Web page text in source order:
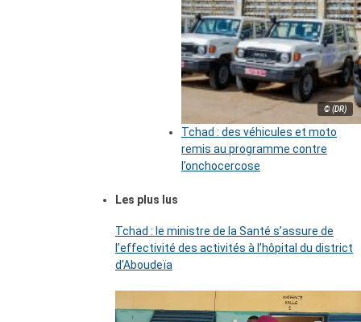
© (DR)
Tchad : des véhicules et moto
remis au programme contre
l’onchocercose
Les plus lus
Tchad : le ministre de la Santé s’assure de
l’effectivité des activités à l’hôpital du district
d’Aboudeïa